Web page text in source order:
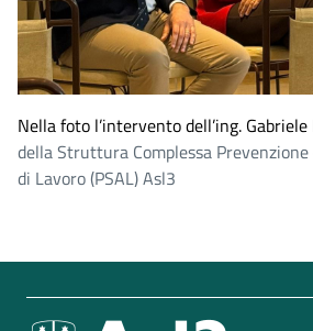
Nella foto l’intervento dell’ing.
della Struttura Complessa
di Lavoro (PSAL) Asl3